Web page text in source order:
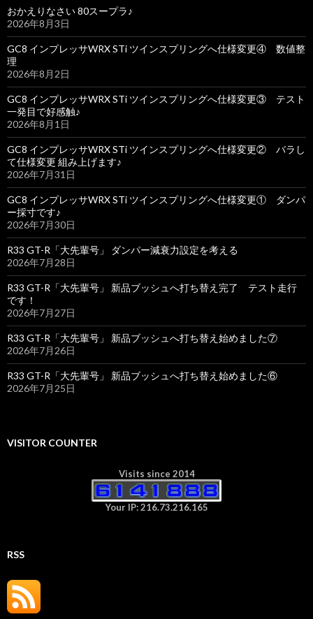
おかえりなさい 80スープラ♪
2026年8月3日
GC8 インプレッサWRX STi ツインスプリングへ仕様変更④ 数値整
理
2026年8月2日
GC8 インプレッサWRX STi ツインスプリングへ仕様変更③ テスト
一発目で好感触♪
2026年8月1日
GC8 インプレッサWRX STi ツインスプリングへ仕様変更② バラし
て仕様変更 組み上げます♪
2026年7月31日
GC8 インプレッサWRX STi ツインスプリングへ仕様変更① ダンパ
ー採寸です♪
2026年7月30日
R33 GT-R「大先輩号」 ダンパー減衰力設定を考える
2026年7月28日
R33 GT-R「大先輩号」 新品ブッシュへ打ち替え完了 テスト走行
です！
2026年7月27日
R33 GT-R「大先輩号」 新品ブッシュへ打ち替え始めました⑦
2026年7月26日
R33 GT-R「大先輩号」 新品ブッシュへ打ち替え始めました⑥
2026年7月25日
VISITOR COUNTER
Visits since 2014
Your IP: 216.73.216.165
RSS